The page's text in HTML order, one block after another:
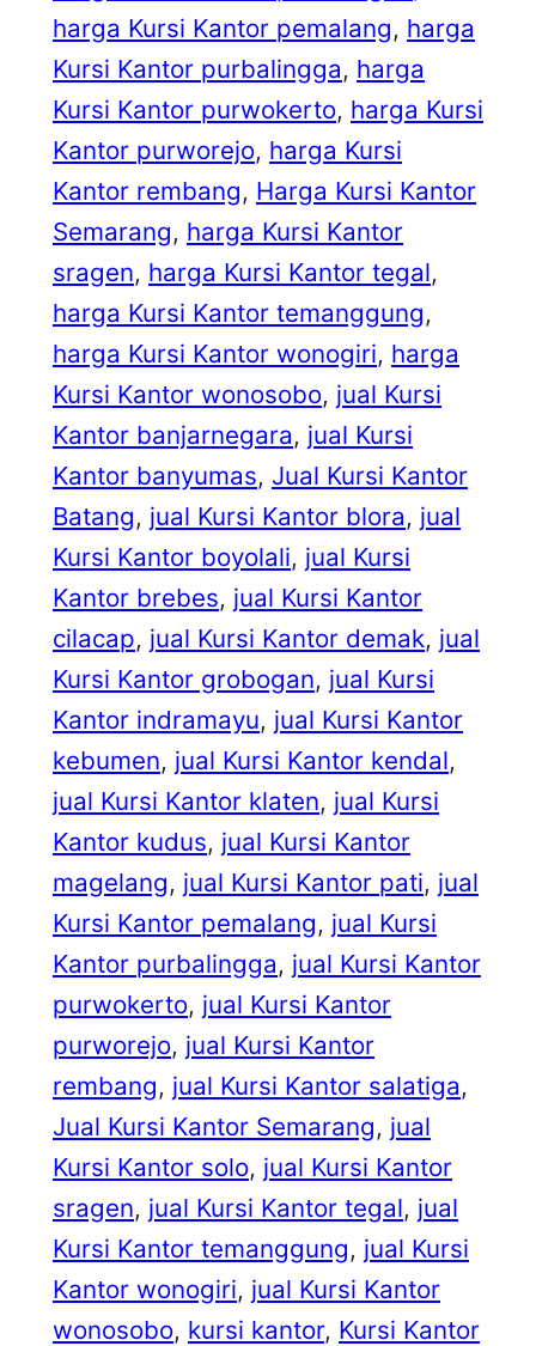
harga Kursi Kantor pemalang, harga
Kursi Kantor purbalingga, harga
Kursi Kantor purwokerto, harga Kursi
Kantor purworejo, harga Kursi
Kantor rembang, Harga Kursi Kantor
Semarang, harga Kursi Kantor
sragen, harga Kursi Kantor tegal
harga Kursi Kantor temanggung
harga Kursi Kantor wonogiri, harga
Kursi Kantor wonosobo, jual Kursi
Kantor banjarnegara, jual Kursi
Kantor banyumas, Jual Kursi Kantor
Batang, jual Kursi Kantor blora, jual
Kursi Kantor boyolali, jual Kursi
Kantor brebes, jual Kursi Kantor
cilacap, jual Kursi Kantor demak, jual
Kursi Kantor grobogan, jual Kursi
Kantor indramayu, jual Kursi Kantor
kebumen, jual Kursi Kantor kendal
jual Kursi Kantor klaten, jual Kursi
Kantor kudus, jual Kursi Kantor
magelang, jual Kursi Kantor pati, jual
Kursi Kantor pemalang, jual Kursi
Kantor purbalingga, jual Kursi Kantor
purwokerto, jual Kursi Kantor
purworejo, jual Kursi Kantor
rembang, jual Kursi Kantor salatiga
Jual Kursi Kantor Semarang, jual
Kursi Kantor solo, jual Kursi Kantor
sragen, jual Kursi Kantor tegal, jual
Kursi Kantor temanggung, jual Kursi
Kantor wonogiri, jual Kursi Kantor
wonosobo, kursi kantor, Kursi Kantor